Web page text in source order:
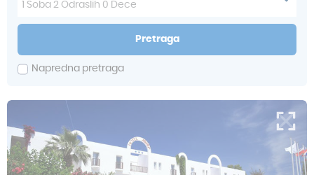
Soba 2 Odraslih 0 Dece
Pretraga
Napredna pretraga